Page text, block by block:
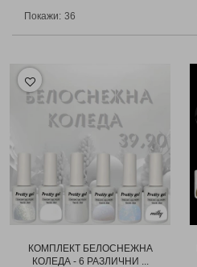
Покажи:
КОМПЛЕКТ БЕЛОСНЕЖНА
КОЛЕДА - 6 РАЗЛИЧНИ ...